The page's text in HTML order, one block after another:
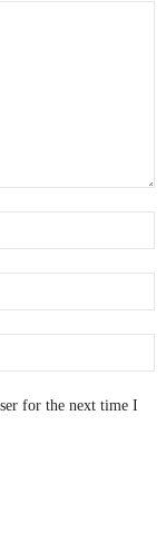
for the next time I